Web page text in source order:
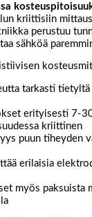
kriittisiin
perustuu
sähköä
tarkasti
erityisesti 7-
kriittinen
puun tiheyden
erilaisia
myös paksuista